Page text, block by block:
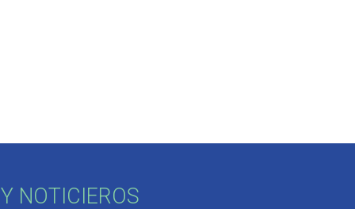
NOTICIEROS